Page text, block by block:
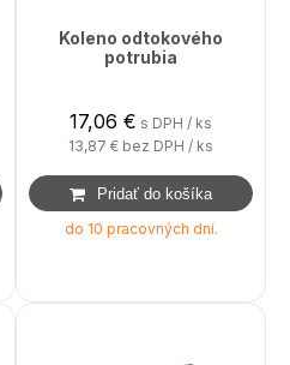
Koleno odtokového
potrubia
17,06 € s DPH / ks
13,87 € bez DPH / ks
do 10 pracovných dní.